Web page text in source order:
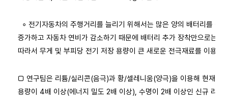
∘ 전기자동차의 주행거리를 늘리기 위해서는 많은 양의 배터리를 장
증가하고 자동차 연비가 감소하기 때문에 배터리 추가 장착만으로는
따라서 무게 및 부피당 전기 저장 용량이 큰 새로운 전극재료를 이용해
□ 연구팀은 리튬/실리콘(음극)과 황/셀레니움(양극)을 이용해 현재의
용량이 4배 이상(에너지 밀도 2배 이상), 수명이 2배 이상인 신규 리튬